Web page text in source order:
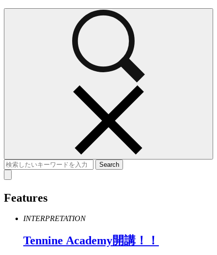
Features
INTERPRETATION
Tennine Academy開講！！